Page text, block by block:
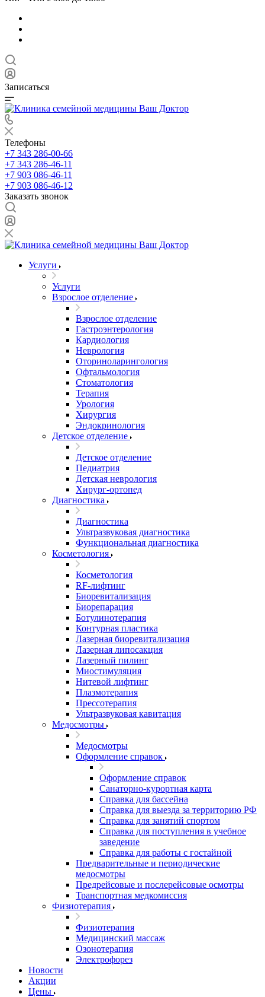
Записаться
Телефоны
+7 343 286-00-66
+7 343 286-46-11
+7 903 086-46-11
+7 903 086-46-12
Заказать звонок
Услуги
Услуги
Взрослое отделение
Взрослое отделение
Гастроэнтерология
Кардиология
Неврология
Оториноларингология
Офтальмология
Стоматология
Терапия
Урология
Хирургия
Эндокринология
Детское отделение
Детское отделение
Педиатрия
Детская неврология
Хирург-ортопед
Диагностика
Диагностика
Ультразвуковая диагностика
Функциональная диагностика
Косметология
Косметология
RF-лифтинг
Биоревитализация
Биорепарация
Ботулинотерапия
Контурная пластика
Лазерная биоревитализация
Лазерная липосакция
Лазерный пилинг
Миостимуляция
Нитевой лифтинг
Плазмотерапия
Прессотерапия
Ультразвуковая кавитация
Медосмотры
Медосмотры
Оформление справок
Оформление справок
Санаторно-курортная карта
Справка для бассейна
Справка для выезда за территорию РФ
Справка для занятий спортом
Справка для поступления в учебное
заведение
Справка для работы с гостайной
Предварительные и периодические
медосмотры
Предрейсовые и послерейсовые осмотры
Транспортная медкомиссия
Физиотерапия
Физиотерапия
Медицинский массаж
Озонотерапия
Электрофорез
Новости
Акции
Цены